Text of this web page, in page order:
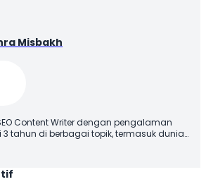
Misbakh
Content Writer dengan pengalaman
3 tahun di berbagai topik, termasuk dunia
Terima kasih telah membaca karya
tulisan ini bisa bermanfaat!